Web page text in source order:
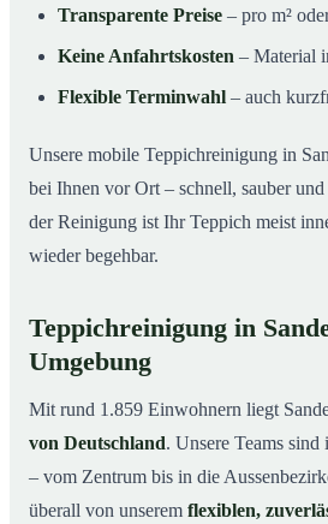
Transparente Preise – pro m²
Keine Anfahrtskosten – Material
Flexible Terminwahl – auch
Unsere mobile Teppichreinigung in
bei Ihnen vor Ort – schnell, sauber
der Reinigung ist Ihr Teppich meist
wieder begehbar.
Teppichreinigung in
Umgebung
Mit rund 1.859 Einwohnern liegt
von Deutschland. Unsere Teams
– vom Zentrum bis in die
überall von unserem flexiblen,